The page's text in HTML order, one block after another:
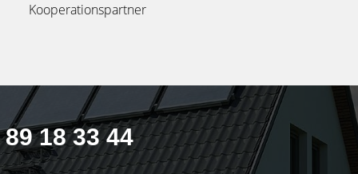
Kooperationspartner
18 33 44